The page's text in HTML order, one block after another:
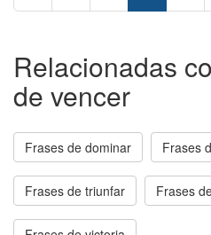
Relacionadas
de vencer
Frases de dominar Frases
Frases de triunfar Frases